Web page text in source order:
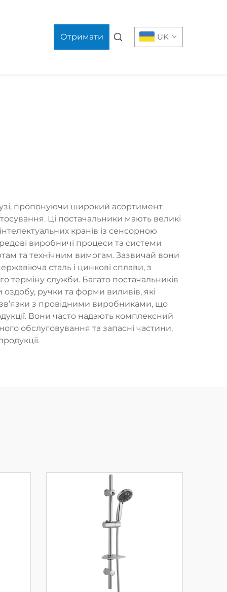
Отримати UK
пропонуючи широкий асортимент
Ці постачальники мають великі
кранів із сенсорною
виробничі процеси та системи
та технічним вимогам. Зазвичай вони
сталь і цинкові сплави, з
терміну служби. Багато постачальників
ручки та форми виливів, які
зв’язки з провідними виробниками, що
Вони часто надають комплексний
обслуговування та запасні частини,